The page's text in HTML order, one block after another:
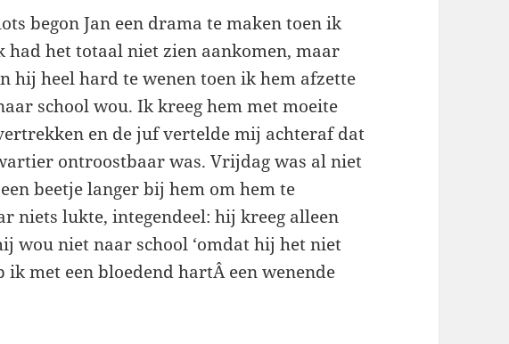
begon Jan een drama te maken toen ik
had het totaal niet zien aankomen, maar
hij heel hard te wenen toen ik hem afzette
school wou. Ik kreeg hem met moeite
en de juf vertelde mij achteraf dat
ontroostbaar was. Vrijdag was al niet
beetje langer bij hem om hem te
niets lukte, integendeel: hij kreeg alleen
wou niet naar school ‘omdat hij het niet
ik met een bloedend hartÂ een wenende